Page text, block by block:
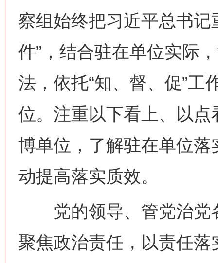
察组始终把习近平总书记
件”，结合驻在单位实际
法，依托“知、督、促”工
位。注重以下看上、以
博单位，了解驻在单位
动提高落实质效。
党的领导、管党治党
聚焦政治责任，以责任